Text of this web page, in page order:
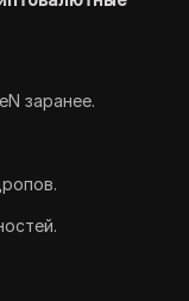
заранее.